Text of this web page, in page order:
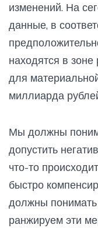
изменений. На
данные, в
находятся в
для
миллиарда
Мы должны
допустить
что-то
быстро
должны
ранжируем эти